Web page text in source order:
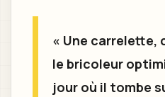
« Une carrelette,
le bricoleur
jour où il tombe